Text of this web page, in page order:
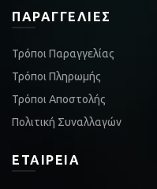
ΠΑΡΑΓΓΕΛΊΕΣ
Τρόποι Παραγγελίας
Τρόποι Πληρωμής
Τρόποι Αποστολής
Πολιτική Συναλλαγών
ΕΤΑΙΡΕΊΑ